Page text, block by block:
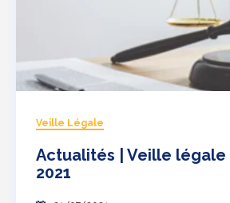
Veille Légale
Actualités | Veille légale
2021